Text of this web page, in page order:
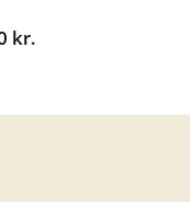
kr.